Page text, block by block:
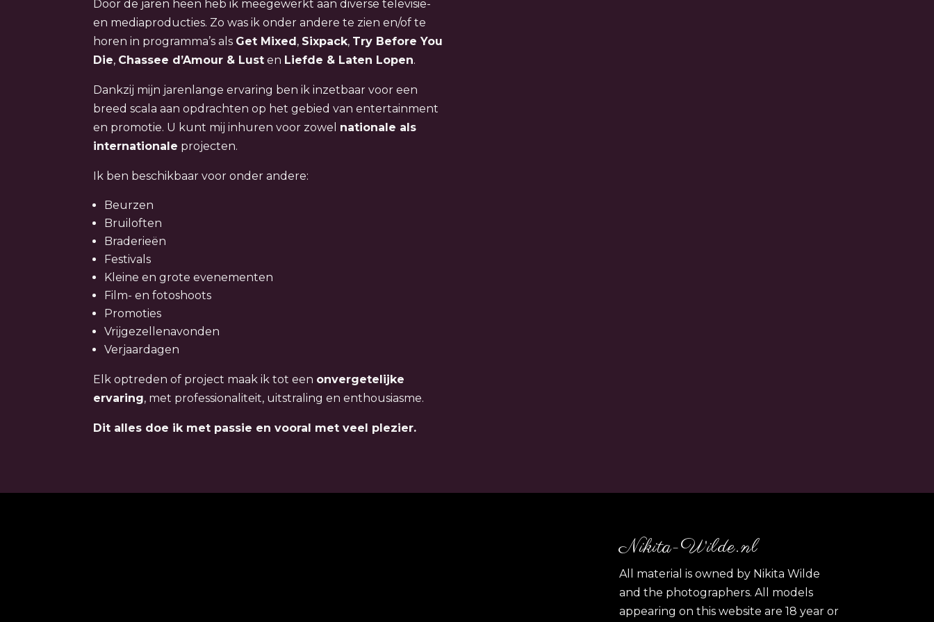
Door de jaren heen heb ik meegewerkt aan diverse televisie-
en mediaproducties. Zo was ik onder andere te zien en/of te
horen in programma’s als Get Mixed, Sixpack, Try Before You
Die, Chassee d’Amour & Lust en Liefde & Laten Lopen.
Dankzij mijn jarenlange ervaring ben ik inzetbaar voor een
breed scala aan opdrachten op het gebied van entertainment
en promotie. U kunt mij inhuren voor zowel nationale als
internationale projecten.
Ik ben beschikbaar voor onder andere:
Beurzen
Bruiloften
Braderieën
Festivals
Kleine en grote evenementen
Film- en fotoshoots
Promoties
Vrijgezellenavonden
Verjaardagen
Elk optreden of project maak ik tot een onvergetelijke
ervaring, met professionaliteit, uitstraling en enthousiasme.
Dit alles doe ik met passie en vooral met veel plezier.
Nikita-Wilde.nl
All material is owned by Nikita Wilde
and the photographers. All models
appearing on this website are 18 year or